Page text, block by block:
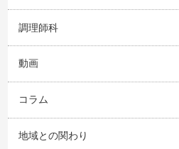
調理師科
動画
コラム
地域との関わり